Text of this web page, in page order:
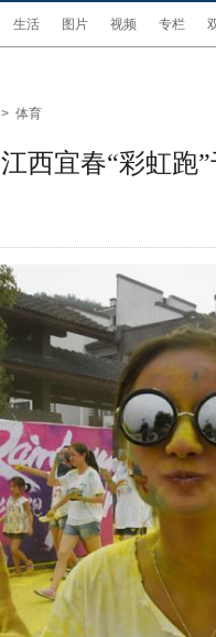
生活 图片 视频 专栏
> 体育
江西宜春“彩虹跑